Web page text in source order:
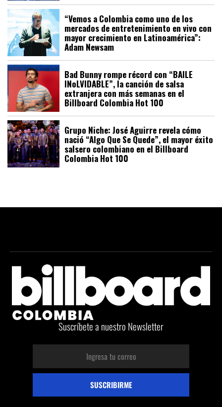
“Vemos a Colombia como uno de los
mercados de entretenimiento en vivo con
mayor crecimiento en Latinoamérica”:
Adam Newsam
Bad Bunny rompe récord con “BAILE
INoLVIDABLE”, la canción de salsa
extranjera con más semanas en el
Billboard Colombia Hot 100
Grupo Niche: José Aguirre revela cómo
nació “Algo Que Se Quede”, el mayor éxito
salsero colombiano en el Billboard
Colombia Hot 100
Suscríbete a nuestro Newsletter